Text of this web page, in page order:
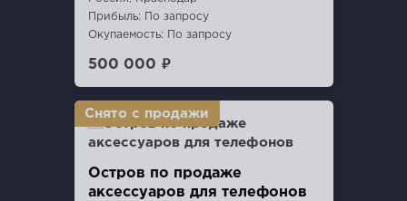
Прибыль: По запросу
Окупаемость: По запросу
500 000 ₽
Остров по продаже
аксессуаров для телефонов